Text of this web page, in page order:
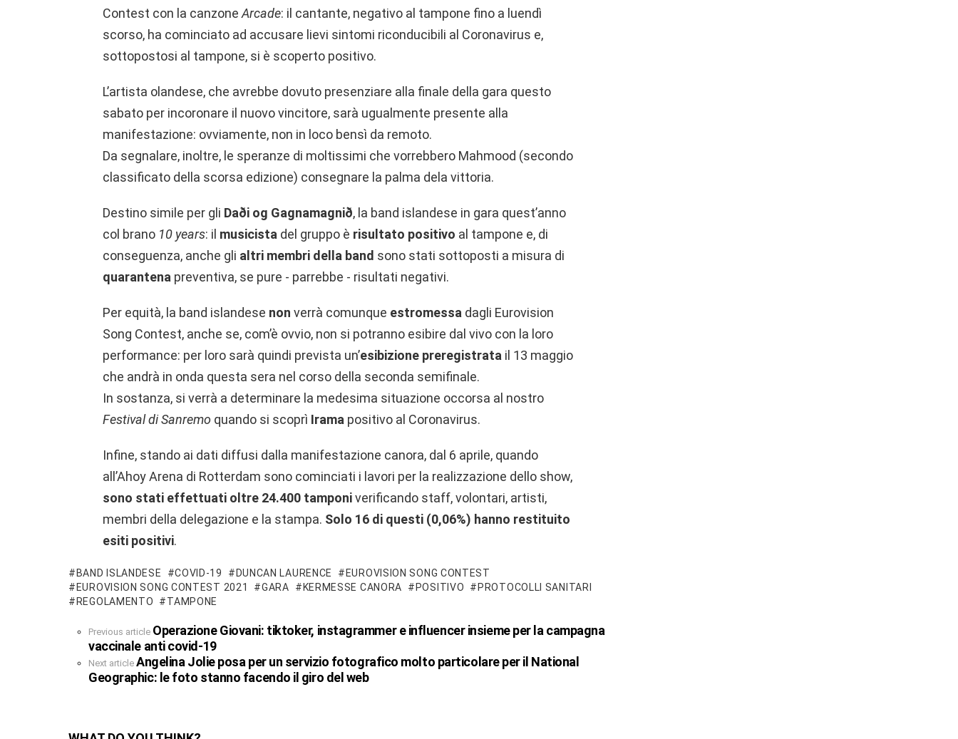
Contest con la canzone Arcade: il cantante, negativo al tampone fino a luendì
scorso, ha cominciato ad accusare lievi sintomi riconducibili al Coronavirus e,
sottopostosi al tampone, si è scoperto positivo.
L’artista olandese, che avrebbe dovuto presenziare alla finale della gara questo
sabato per incoronare il nuovo vincitore, sarà ugualmente presente alla
manifestazione: ovviamente, non in loco bensì da remoto.
Da segnalare, inoltre, le speranze di moltissimi che vorrebbero Mahmood (secondo
classificato della scorsa edizione) consegnare la palma dela vittoria.
Destino simile per gli Daði og Gagnamagnið, la band islandese in gara quest’anno
col brano 10 years: il musicista del gruppo è risultato positivo al tampone e, di
conseguenza, anche gli altri membri della band sono stati sottoposti a misura di
quarantena preventiva, se pure - parrebbe - risultati negativi.
Per equità, la band islandese non verrà comunque estromessa dagli Eurovision
Song Contest, anche se, com’è ovvio, non si potranno esibire dal vivo con la loro
performance: per loro sarà quindi prevista un’esibizione preregistrata il 13 maggio
che andrà in onda questa sera nel corso della seconda semifinale.
In sostanza, si verrà a determinare la medesima situazione occorsa al nostro
Festival di Sanremo quando si scoprì Irama positivo al Coronavirus.
Infine, stando ai dati diffusi dalla manifestazione canora, dal 6 aprile, quando
all’Ahoy Arena di Rotterdam sono cominciati i lavori per la realizzazione dello show,
sono stati effettuati oltre 24.400 tamponiverificando staff, volontari, artisti,
membri della delegazione e la stampa. Solo 16 di questi (0,06%) hanno restituito
esiti positivi.
BAND ISLANDESE COVID-19 DUNCAN LAURENCE
EUROVISION SONG CONTEST
EUROVISION SONG CONTEST 2021
GARA KERMESSE CANORA POSITIVO
PROTOCOLLI SANITARI
REGOLAMENTO
TAMPONE
See
more
Previous article Operazione Giovani: tiktoker, instagrammer e influencer insieme per la campagna
vaccinale anti covid-19
Next article Angelina Jolie posa per un servizio fotografico molto particolare per il National
Geographic: le foto stanno facendo il giro del web